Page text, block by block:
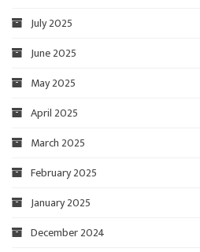
July 2025
June 2025
May 2025
April 2025
March 2025
February 2025
January 2025
December 2024